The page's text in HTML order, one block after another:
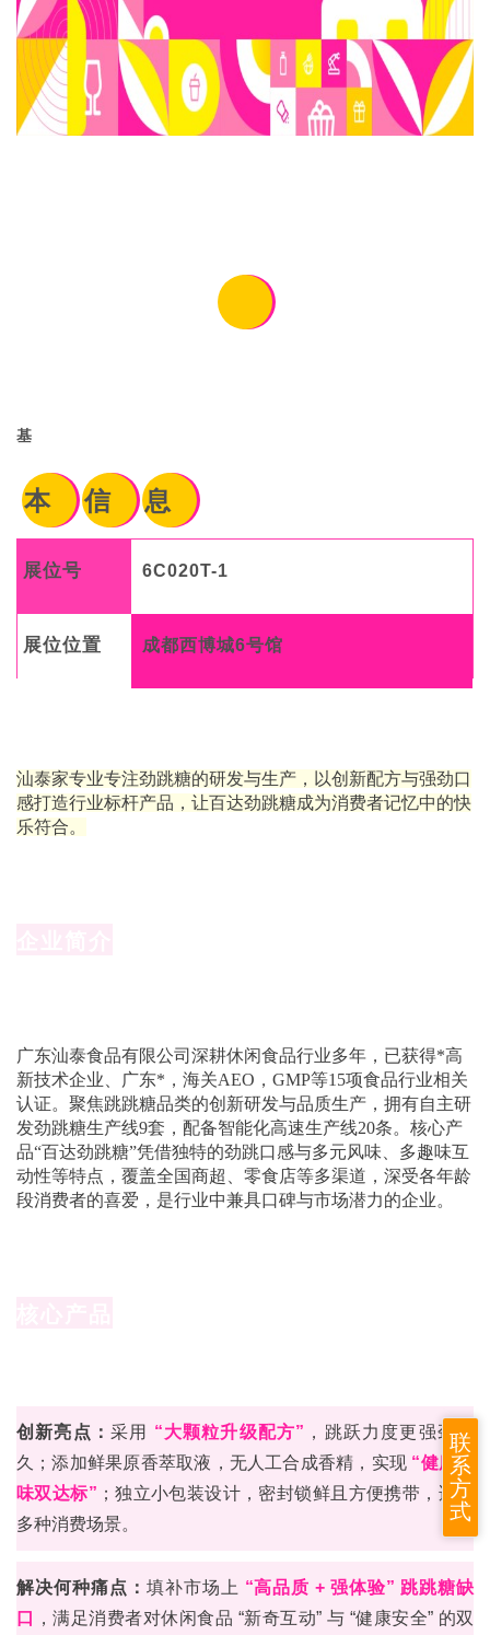
基
本 信 息
展位号 6C020T-1
展位位置 成都西博城6号馆
汕泰家专业专注劲跳糖的研发与生产，以创新配方与强劲口
感打造行业标杆产品，让百达劲跳糖成为消费者记忆中的快
乐符合。
广东汕泰食品有限公司深耕休闲食品行业多年，已获得*高
新技术企业、广东*，海关AEO，GMP等15项食品行业相关
认证。聚焦跳跳糖品类的创新研发与品质生产，拥有自主研
发劲跳糖生产线9套，配备智能化高速生产线20条。核心产
品“百达劲跳糖”凭借独特的劲跳口感与多元风味、多趣味互
动性等特点，覆盖全国商超、零食店等多渠道，深受各年龄
段消费者的喜爱，是行业中兼具口碑与市场潜力的企业。
创新亮点： 采用 “大颗粒升级配方” ，跳跃力度更强劲持
久；添加鲜果原香萃取液，无人工合成香精，实现 “健康趣
味双达标” ；独立小包装设计，密封锁鲜且方便携带，适配
多种消费场景。
解决何种痛点： 填补市场上 “高品质 + 强体验” 跳跳糖缺
口
，满足消费者对休闲食品 “新奇互动” 与 “健康安全” 的双
联
系
方
式